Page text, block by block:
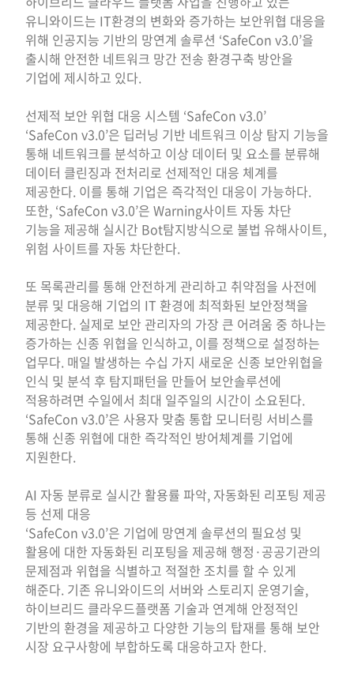
유니와이드는 IT환경의 변화와 증가하는 보안위협 대응을
위해 인공지능 기반의 망연계 솔루션 ‘SafeCon v3.0’을
출시해 안전한 네트워크 망간 전송 환경구축 방안을
기업에 제시하고 있다.
선제적 보안 위협 대응 시스템 ‘SafeCon v3.0’
‘SafeCon v3.0’은 딥러닝 기반 네트워크 이상 탐지 기능을
통해 네트워크를 분석하고 이상 데이터 및 요소를 분류해
데이터 클린징과 전처리로 선제적인 대응 체계를
제공한다. 이를 통해 기업은 즉각적인 대응이 가능하다.
또한, ‘SafeCon v3.0’은 Warning사이트 자동 차단
기능을 제공해 실시간 Bot탐지방식으로 불법 유해사이트,
위험 사이트를 자동 차단한다.
또 목록관리를 통해 안전하게 관리하고 취약점을 사전에
분류 및 대응해 기업의 IT 환경에 최적화된 보안정책을
제공한다. 실제로 보안 관리자의 가장 큰 어려움 중 하나는
증가하는 신종 위협을 인식하고, 이를 정책으로 설정하는
업무다. 매일 발생하는 수십 가지 새로운 신종 보안위협을
인식 및 분석 후 탐지패턴을 만들어 보안솔루션에
적용하려면 수일에서 최대 일주일의 시간이 소요된다.
‘SafeCon v3.0’은 사용자 맞춤 통합 모니터링 서비스를
통해 신종 위협에 대한 즉각적인 방어체계를 기업에
지원한다.
AI 자동 분류로 실시간 활용률 파악, 자동화된 리포팅 제공
등 선제 대응
‘SafeCon v3.0’은 기업에 망연계 솔루션의 필요성 및
활용에 대한 자동화된 리포팅을 제공해 행정·공공기관의
문제점과 위협을 식별하고 적절한 조치를 할 수 있게
해준다. 기존 유니와이드의 서버와 스토리지 운영기술,
하이브리드 클라우드플랫폼 기술과 연계해 안정적인
기반의 환경을 제공하고 다양한 기능의 탑재를 통해 보안
시장 요구사항에 부합하도록 대응하고자 한다.